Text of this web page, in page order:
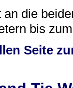
die
bis
Seite